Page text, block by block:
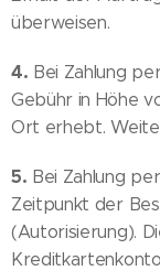
überweisen.
4. Bei Zahlung
Gebühr in Höhe
Ort erhebt.
5. Bei Zahlung
Zeitpunkt der
(Autorisierung).